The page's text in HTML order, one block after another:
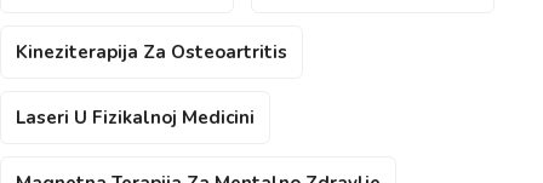
Kineziterapija Za Osteoartritis
Laseri U Fizikalnoj Medicini